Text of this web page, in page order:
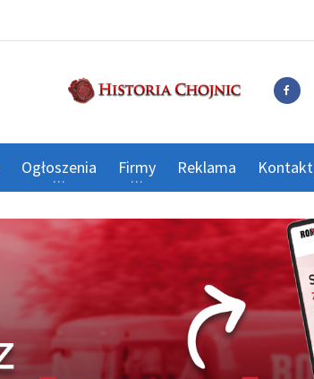
Ogłoszenia Firmy Reklama Kontakt